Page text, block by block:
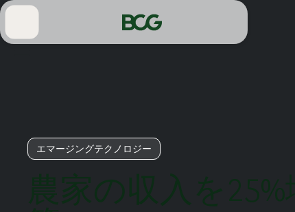
Skip
to
エマージングテクノロジー